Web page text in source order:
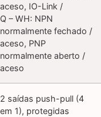
aceso, IO-Link /
Q – WH: NPN
normalmente fechado /
aceso, PNP
normalmente aberto /
aceso
2 saídas push-pull (4
em 1), protegidas